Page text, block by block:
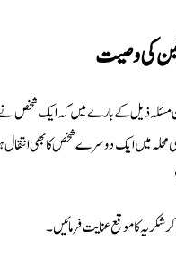
کی وصیت
مسئلہ ذیل کے بارے میں کہ ایک شخص
محلہ میں ایک دوسرے شخص کا بھی
شکریہ کا موقع عنایت فرمائیں۔